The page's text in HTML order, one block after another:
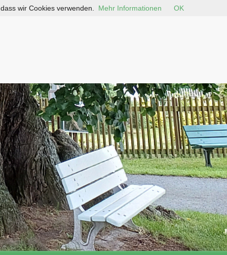
wir Cookies verwenden. Mehr Informationen OK